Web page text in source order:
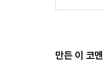
만든 이 코